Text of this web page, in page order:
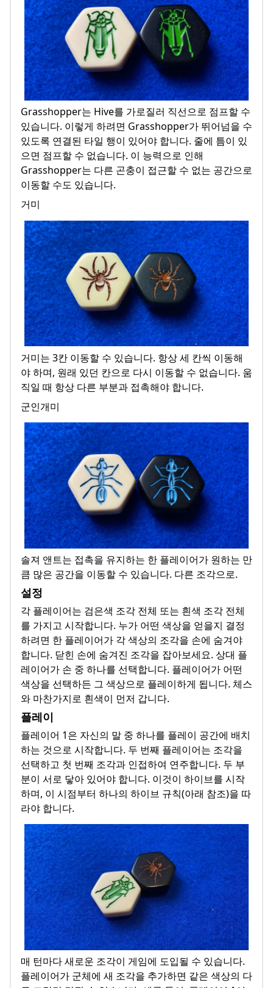
Grasshopper는 Hive를 가로질러 직선으로 점프할 수
있습니다. 이렇게 하려면 Grasshopper가 뛰어넘을 수
있도록 연결된 타일 행이 있어야 합니다. 줄에 틈이 있
으면 점프할 수 없습니다. 이 능력으로 인해
Grasshopper는 다른 곤충이 접근할 수 없는 공간으로
이동할 수도 있습니다.
거미
거미는 3칸 이동할 수 있습니다. 항상 세 칸씩 이동해
야 하며, 원래 있던 칸으로 다시 이동할 수 없습니다. 움
직일 때 항상 다른 부분과 접촉해야 합니다.
군인개미
솔져 앤트는 접촉을 유지하는 한 플레이어가 원하는 만
큼 많은 공간을 이동할 수 있습니다. 다른 조각으로.
설정
각 플레이어는 검은색 조각 전체 또는 흰색 조각 ​​전체
를 가지고 시작합니다. 누가 어떤 색상을 얻을지 결정
하려면 한 플레이어가 각 색상의 조각을 손에 숨겨야
합니다. 닫힌 손에 숨겨진 조각을 잡아보세요. 상대 플
레이어가 손 중 하나를 선택합니다. 플레이어가 어떤
색상을 선택하든 그 색상으로 플레이하게 됩니다. 체스
와 마찬가지로 흰색이 먼저 갑니다.
플레이
플레이어 1은 자신의 말 중 하나를 플레이 공간에 배치
하는 것으로 시작합니다. 두 번째 플레이어는 조각을
선택하고 첫 번째 조각과 인접하여 연주합니다. 두 부
분이 서로 닿아 있어야 합니다. 이것이 하이브를 시작
하며, 이 시점부터 하나의 하이브 규칙(아래 참조)을 따
라야 합니다.
매 턴마다 새로운 조각이 게임에 도입될 수 있습니다.
플레이어가 군체에 새 조각을 추가하면 같은 색상의 다